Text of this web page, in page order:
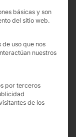
hospitales una
atención
se facilitará a
básicas y son
del sitio web.
uso que nos
nuestros
por terceros
de los